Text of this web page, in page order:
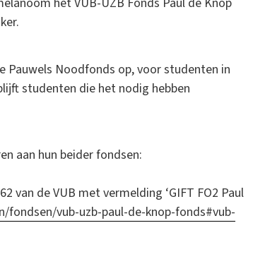
Pauwels Noodfonds op, voor studenten in
studenten die het nodig hebben
aan hun beider fondsen:
van de VUB met vermelding ‘GIFT FO2 Paul
vub-uzb-paul-de-knop-fonds#vub-